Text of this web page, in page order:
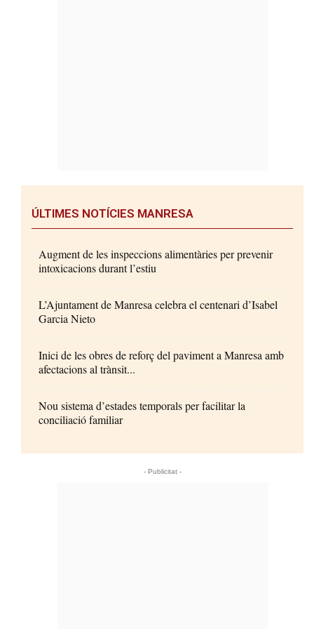
ÚLTIMES NOTÍCIES MANRESA
Augment de les inspeccions alimentàries per prevenir
intoxicacions durant l’estiu
L’Ajuntament de Manresa celebra el centenari d’Isabel
Garcia Nieto
Inici de les obres de reforç del paviment a Manresa amb
afectacions al trànsit...
Nou sistema d’estades temporals per facilitar la
conciliació familiar
- Publicitat -